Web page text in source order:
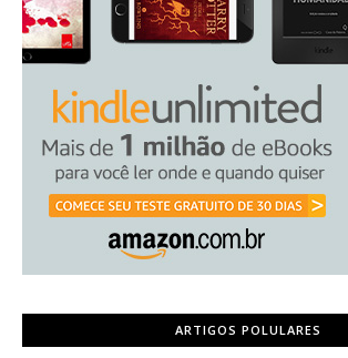
ARTIGOS POLULARES